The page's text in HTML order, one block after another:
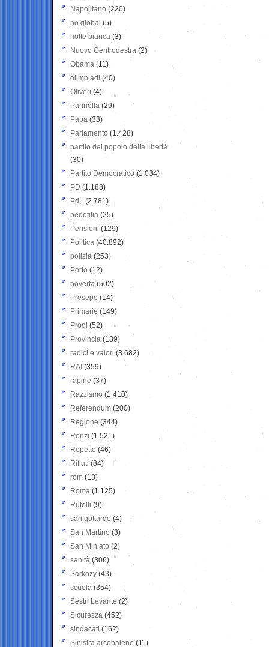
Napolitano (220)
no global (5)
notte bianca (3)
Nuovo Centrodestra (2)
Obama (11)
olimpiadi (40)
Oliveri (4)
Pannella (29)
Papa (33)
Parlamento (1.428)
partito del popolo della libertà
(30)
Partito Democratico (1.034)
PD (1.188)
PdL (2.781)
pedofilia (25)
Pensioni (129)
Politica (40.892)
polizia (253)
Porto (12)
povertà (502)
Presepe (14)
Primarie (149)
Prodi (52)
Provincia (139)
radici e valori (3.682)
RAI (359)
rapine (37)
Razzismo (1.410)
Referendum (200)
Regione (344)
Renzi (1.521)
Repetto (46)
Rifiuti (84)
rom (13)
Roma (1.125)
Rutelli (9)
san gottardo (4)
San Martino (3)
San Miniato (2)
sanità (306)
Sarkozy (43)
scuola (354)
Sestri Levante (2)
Sicurezza (452)
sindacati (162)
Sinistra arcobaleno (11)